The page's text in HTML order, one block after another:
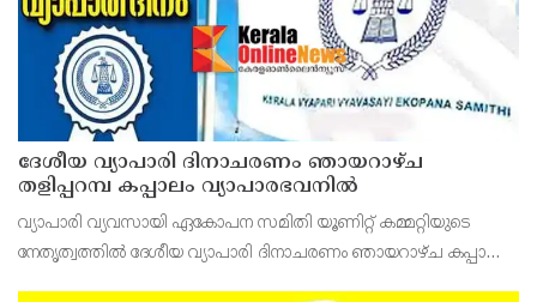
ദേശീയ വ്യാപാരി ദിനാചരണം ഞായറാഴ്ച
തളിപ്പറമ്പ കപ്പാലം വ്യാപാരഭവനിൽ
വ്യാപാരി വ്യവസായി ഏകോപന സമിതി യൂണിറ്റ് കമ്മറ്റിയുടെ
നേതൃത്വത്തിൽ ദേശീയ വ്യാപാരി ദിനാചരണം ഞായറാഴ്ച കപ്പാലം